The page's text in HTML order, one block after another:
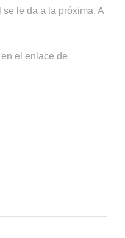
le da a la próxima. A
el enlace de